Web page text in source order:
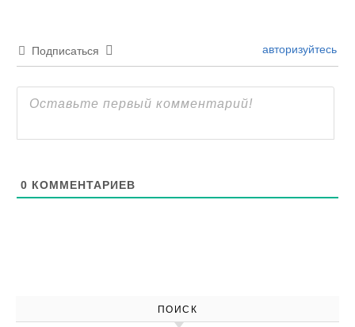
Подписаться авторизуйтесь
0 КОММЕНТАРИЕВ
ПОИСК